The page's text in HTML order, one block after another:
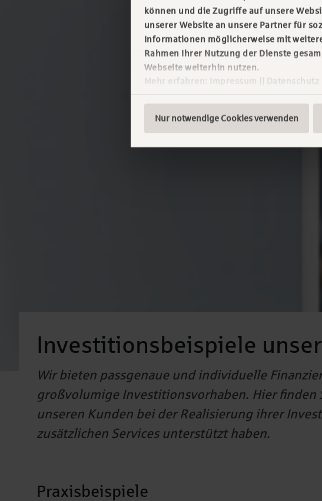
können und die Zugriffe auf unsere
unserer Website an unsere Partner für
Informationen möglicherweise mit
Rahmen Ihrer Nutzung der Dienste
Webseite weiterhin nutzen.
Mehr erfahren:
Impressum Datenschutz
Nur notwendige Cookies verwenden
Investitionsbeispiele
Wir bieten passgenaue und individuelle
großvolumige Investitionsvorhaben. Hier finden
unseren Kunden bei der Realisierung ihrer
zusätzlichen Services unterstützt haben.
Praxisbeispiele